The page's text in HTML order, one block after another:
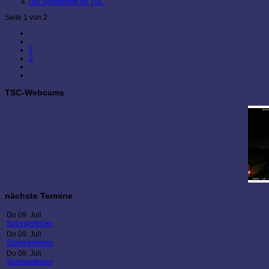
Seite 1 von 2
1
2
TSC-Webcams
nächste Termine
Do 09. Juli
Sommerferien
Do 09. Juli
Sommerferien
Do 09. Juli
Sommerferien